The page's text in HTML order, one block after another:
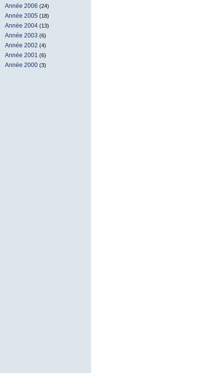
Année 2006 (24)
Année 2005 (18)
Année 2004 (13)
Année 2003 (6)
Année 2002 (4)
Année 2001 (6)
Année 2000 (3)